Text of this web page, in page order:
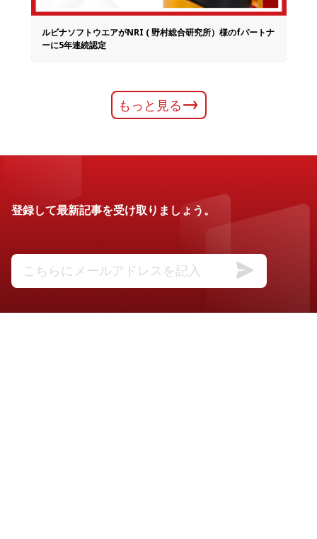
ルビナソフトウエアがNRI ( 野村総合研究所）様のfパートナ
ーに5年連続認定
もっと見る
登録して最新記事を受け取りましょう。